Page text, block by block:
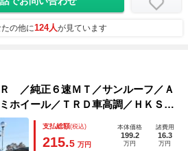
の他に124人が見ています
／純正６速ＭＴ／サンルーフ／Ａ
ホイール／ＴＲＤ車高調／ＨＫＳマ
ナー／ＪＵＲＡＮフロントタワーバ
ステッカーあり
支払総額(税込)
215.5 万円
本体価格
199.2
万円
諸費用
16.3
万円